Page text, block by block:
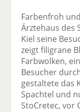
Farbenfroh
Ärztehaus des
Kiel seine
zeigt filigrane
Farbwolken,
Besucher
gestaltete das
Spachtel und
StoCretec, vor